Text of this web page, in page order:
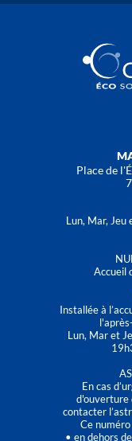
Place de
Lun, Mar,
Accueil
Installée à
Lun, Mar et
En cas
d'ouverture
contacter
Ce
• en dehors